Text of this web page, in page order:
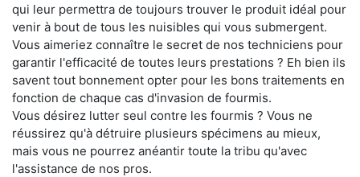
qui leur permettra de toujours trouver le produit idéal pour
venir à bout de tous les nuisibles qui vous submergent.
Vous aimeriez connaître le secret de nos techniciens pour
garantir l'efficacité de toutes leurs prestations ? Eh bien ils
savent tout bonnement opter pour les bons traitements en
fonction de chaque cas d'invasion de fourmis.
Vous désirez lutter seul contre les fourmis ? Vous ne
réussirez qu'à détruire plusieurs spécimens au mieux,
mais vous ne pourrez anéantir toute la tribu qu'avec
l'assistance de nos pros.